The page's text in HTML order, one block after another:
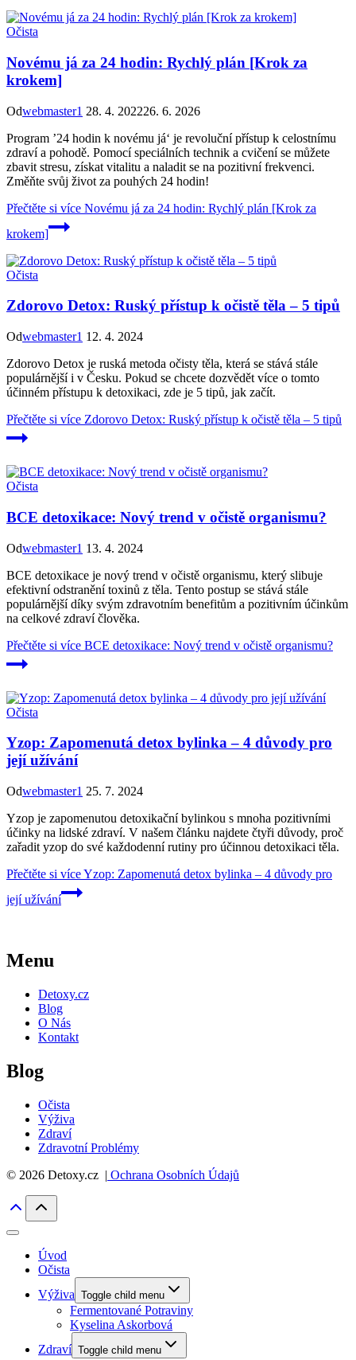
Očista
Novému já za 24 hodin: Rychlý plán [Krok za
krokem]
Odwebmaster1 28. 4. 202226. 6. 2026
Program ’24 hodin k novému já‘ je revoluční přístup k celostnímu
zdraví a pohodě. Pomocí speciálních technik a cvičení se můžete
zbavit stresu, získat vitalitu a naladit se na pozitivní frekvenci.
Změňte svůj život za pouhých 24 hodin!
Přečtěte si více Novému já za 24 hodin: Rychlý plán [Krok za
krokem]
Očista
Zdorovo Detox: Ruský přístup k očistě těla – 5 tipů
Odwebmaster1 12. 4. 2024
Zdorovo Detox je ruská metoda očisty těla, která se stává stále
populárnější i v Česku. Pokud se chcete dozvědět více o tomto
účinném přístupu k detoxikaci, zde je 5 tipů, jak začít.
Přečtěte si více Zdorovo Detox: Ruský přístup k očistě těla – 5 tipů
Očista
BCE detoxikace: Nový trend v očistě organismu?
Odwebmaster1 13. 4. 2024
BCE detoxikace je nový trend v očistě organismu, který slibuje
efektivní odstranění toxinů z těla. Tento postup se stává stále
populárnější díky svým zdravotním benefitům a pozitivním účinkům
na celkové zdraví člověka.
Přečtěte si více BCE detoxikace: Nový trend v očistě organismu?
Očista
Yzop: Zapomenutá detox bylinka – 4 důvody pro
její užívání
Odwebmaster1 25. 7. 2024
Yzop je zapomenutou detoxikační bylinkou s mnoha pozitivními
účinky na lidské zdraví. V našem článku najdete čtyři důvody, proč
zařadit yzop do své každodenní rutiny pro účinnou detoxikaci těla.
Přečtěte si víceYzop: Zapomenutá detox bylinka – 4 důvody pro
její užívání
Menu
Detoxy.cz
Blog
O Nás
Kontakt
Blog
Očista
Výživa
Zdraví
Zdravotní Problémy
© 2026 Detoxy.cz | Ochrana Osobních Údajů
Úvod
Očista
Výživa Toggle child menu
Fermentované Potraviny
Kyselina Askorbová
Zdraví Toggle child menu